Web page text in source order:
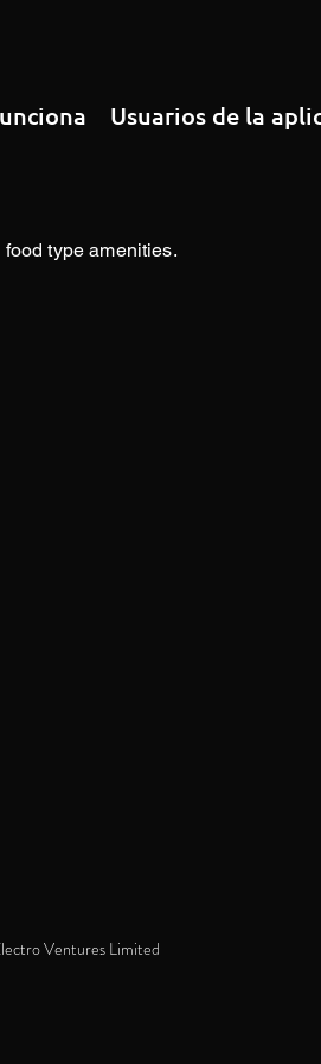
Usuarios de la
type amenities.
Ventures Limited